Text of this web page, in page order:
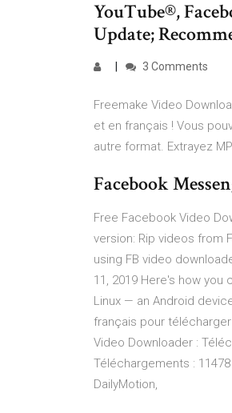
YouTube®,
Update;
3 Comments
Freemake Video
et en français ! Vous
autre format. Extrayez
Facebook
Free Facebook Video
version: Rip videos from
using FB video
11, 2019 Here's how
Linux — an Android
français pour télécharger
Video Downloader :
Téléchargements :
DailyMotion,